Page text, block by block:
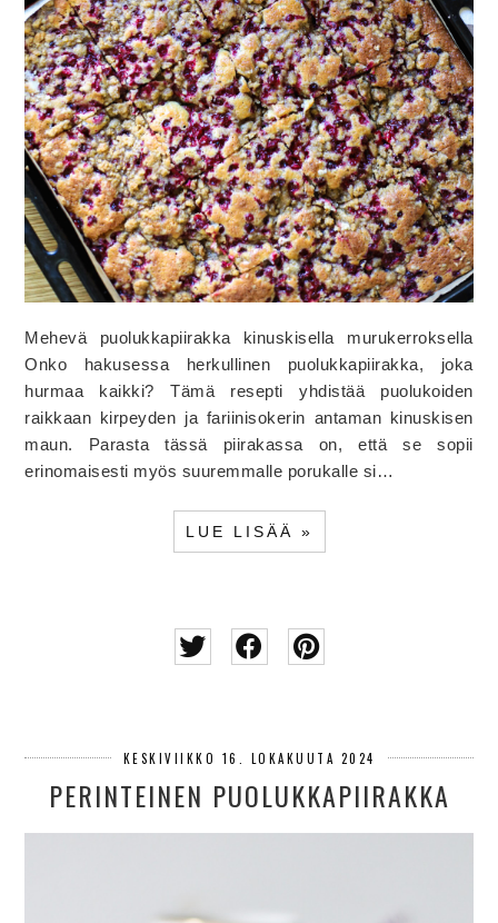
Mehevä puolukkapiirakka kinuskisella murukerroksella
Onko hakusessa herkullinen puolukkapiirakka, joka
hurmaa kaikki? Tämä resepti yhdistää puolukoiden
raikkaan kirpeyden ja fariinisokerin antaman kinuskisen
maun. Parasta tässä piirakassa on, että se sopii
erinomaisesti myös suuremmalle porukalle si…
LUE LISÄÄ »
KESKIVIIKKO 16. LOKAKUUTA 2024
PERINTEINEN PUOLUKKAPIIRAKKA